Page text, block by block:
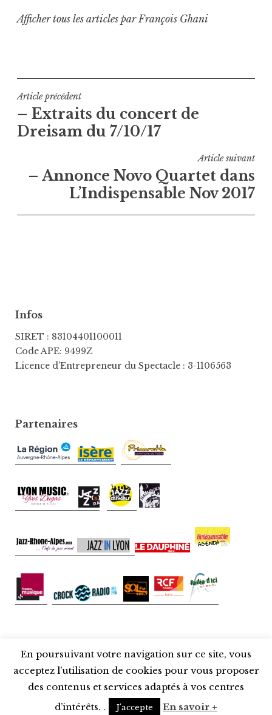
Afficher tous les articles par François Ghani
Navigation
de
l’article
Article précédent
– Extraits du concert de
Dreisam du 7/10/17
Article suivant
– Annonce Novo Quartet dans
L’Indispensable Nov 2017
Infos
SIRET : 83104401100011
Code APE: 9499Z
Licence d’Entrepreneur du Spectacle : 3-1106563
Partenaires
Fièrement propulsé par WordPress
Thème : Libre 2 parAutomattic.
En poursuivant votre navigation sur ce site, vous
acceptez l’utilisation de cookies pour vous proposer
des contenus et services adaptés à vos centres
d’intérêts. .
J'accepte En savoir +